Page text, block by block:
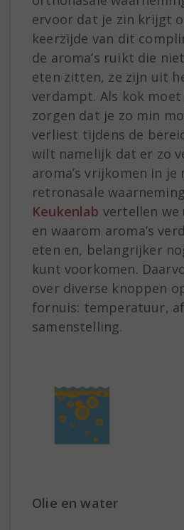
ervoor dat je zin krijgt
keerzijde van dit
de aroma’s ruikt die
eten zitten, ze zijn uit
verdampt. Als kok
zorgen dat je zo min
verliest tijdens de
wilt namelijk dat er zo
aroma’s vrijkomen in je
retronasale
Keukenlab vertellen
en waarom aroma’s
eten en, belangrijker
kunt voorkomen.
over diverse knoppen
fornuis: temperatuur,
samenstelling.
Olie en water